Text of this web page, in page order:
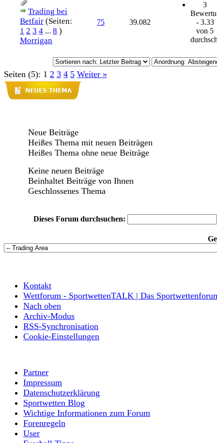
Trading bei
Betfair (Seiten:
1 2 3 4 ... 8 )
Morrigan
75 39.082
3
- 3.33
von 5
Seiten (5): 1 2 3 4 5 Weiter »
Neue Beiträge
Heißes Thema mit neuen Beiträgen
Heißes Thema ohne neue Beiträge
Keine neuen Beiträge
Beinhaltet Beiträge von Ihnen
Geschlossenes Thema
Dieses Forum durchsuchen:
Kontakt
Wettforum - SportwettenTALK | Das
Nach oben
Archiv-Modus
RSS-Synchronisation
Cookie-Einstellungen
Partner
Impressum
Datenschutzerklärung
Sportwetten Blog
Wichtige Informationen zum Forum
Forenregeln
User